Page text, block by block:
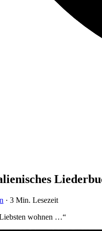
· 3 Min. Lesezeit
Liebsten wohnen …“